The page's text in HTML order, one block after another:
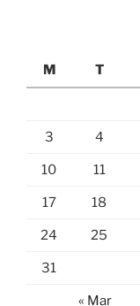
M
T
3 4
10 11
17 18
24 25
31
« Mar